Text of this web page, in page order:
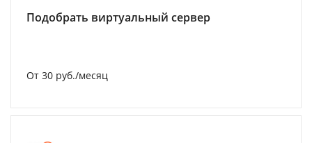
Подобрать виртуальный сервер
От 30 руб./месяц